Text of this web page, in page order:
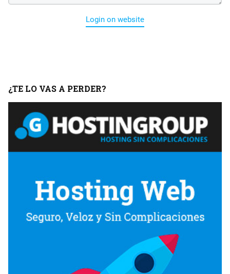
Login on website
¿TE LO VAS A PERDER?